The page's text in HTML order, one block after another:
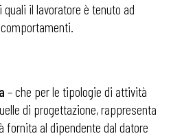
il lavoratore è tenuto ad
– che per le tipologie di attività
di progettazione, rappresenta
fornita al dipendente dal datore